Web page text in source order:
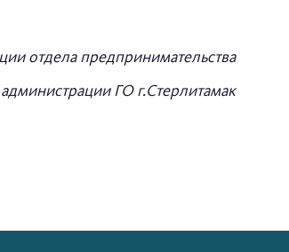
отдела предпринимательства
администрации ГО г.Стерлитамак